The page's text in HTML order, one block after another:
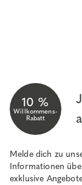
10 %
Willkommens-
Rabatt
Melde dich zu
Informationen
exklusive